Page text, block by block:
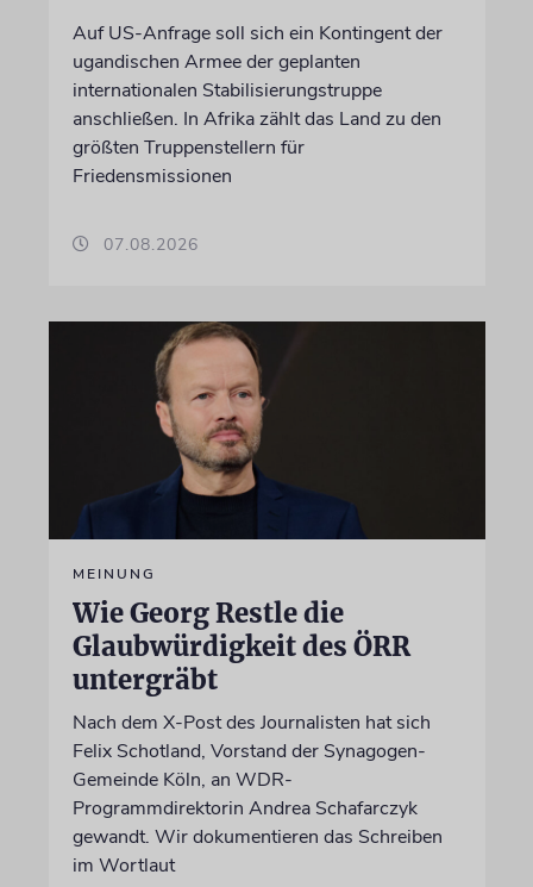
Auf US-Anfrage soll sich ein Kontingent der
ugandischen Armee der geplanten
internationalen Stabilisierungstruppe
anschließen. In Afrika zählt das Land zu den
größten Truppenstellern für
Friedensmissionen
07.08.2026
MEINUNG
Wie Georg Restle die
Glaubwürdigkeit des ÖRR
untergräbt
Nach dem X-Post des Journalisten hat sich
Felix Schotland, Vorstand der Synagogen-
Gemeinde Köln, an WDR-
Programmdirektorin Andrea Schafarczyk
gewandt. Wir dokumentieren das Schreiben
im Wortlaut